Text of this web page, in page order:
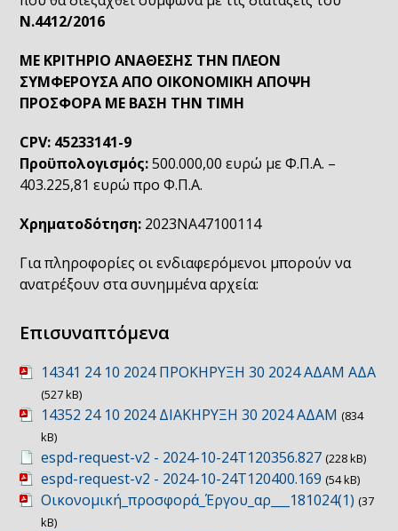
N.4412/2016
ΜΕ ΚΡΙΤΗΡΙΟ ΑΝΑΘΕΣΗΣ ΤΗΝ ΠΛΕΟΝ
ΣΥΜΦΕΡΟΥΣΑ ΑΠΟ ΟΙΚΟΝΟΜΙΚΗ ΑΠΟΨΗ
ΠΡΟΣΦΟΡΑ ΜΕ ΒΑΣΗ ΤΗΝ ΤΙΜΗ
CPV: 45233141-9
Προϋπολογισμός:500.000,00 ευρώ με Φ.Π.Α. –
403.225,81 ευρώ προ Φ.Π.Α.
Χρηματοδότηση: 2023ΝΑ47100114
Για πληροφορίες οι ενδιαφερόμενοι μπορούν να
ανατρέξουν στα συνημμένα αρχεία:
Επισυναπτόμενα
14341 24 10 2024 ΠΡΟΚΗΡΥΞΗ 30 2024 ΑΔΑΜ ΑΔΑ
(527 kB)
14352 24 10 2024 ΔΙΑΚΗΡΥΞΗ 30 2024 ΑΔΑΜ (834
kB)
espd-request-v2 - 2024-10-24T120356.827 (228 kB)
espd-request-v2 - 2024-10-24T120400.169 (54 kB)
Οικονομική_προσφορά_Έργου_αρ___181024(1) (37
kB)